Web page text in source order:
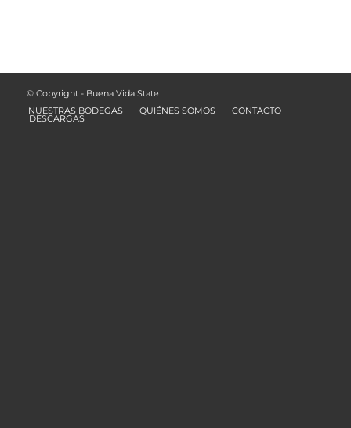
© Copyright - Buena Vida State
NUESTRAS BODEGAS
QUIÉNES SOMOS CONTACTO
DESCARGAS